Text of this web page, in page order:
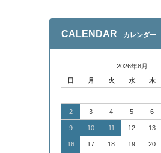
CALENDAR カレンダー
2026年8月
日
月 火 水 木
2 3 4 5 6
9 10 11 12 13
16 17 18 19 20